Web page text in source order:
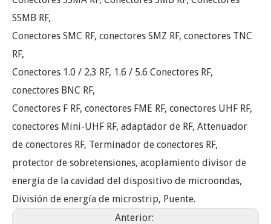
SSMB RF,
Conectores SMC RF, conectores SMZ RF, conectores TNC
RF,
Conectores 1.0 / 2.3 RF, 1.6 / 5.6 Conectores RF,
conectores BNC RF,
Conectores F RF, conectores FME RF, conectores UHF RF,
conectores Mini-UHF RF, adaptador de RF, Attenuador
de conectores RF, Terminador de conectores RF,
protector de sobretensiones, acoplamiento divisor de
energía de la cavidad del dispositivo de microondas,
División de energía de microstrip, Puente.
Anterior: